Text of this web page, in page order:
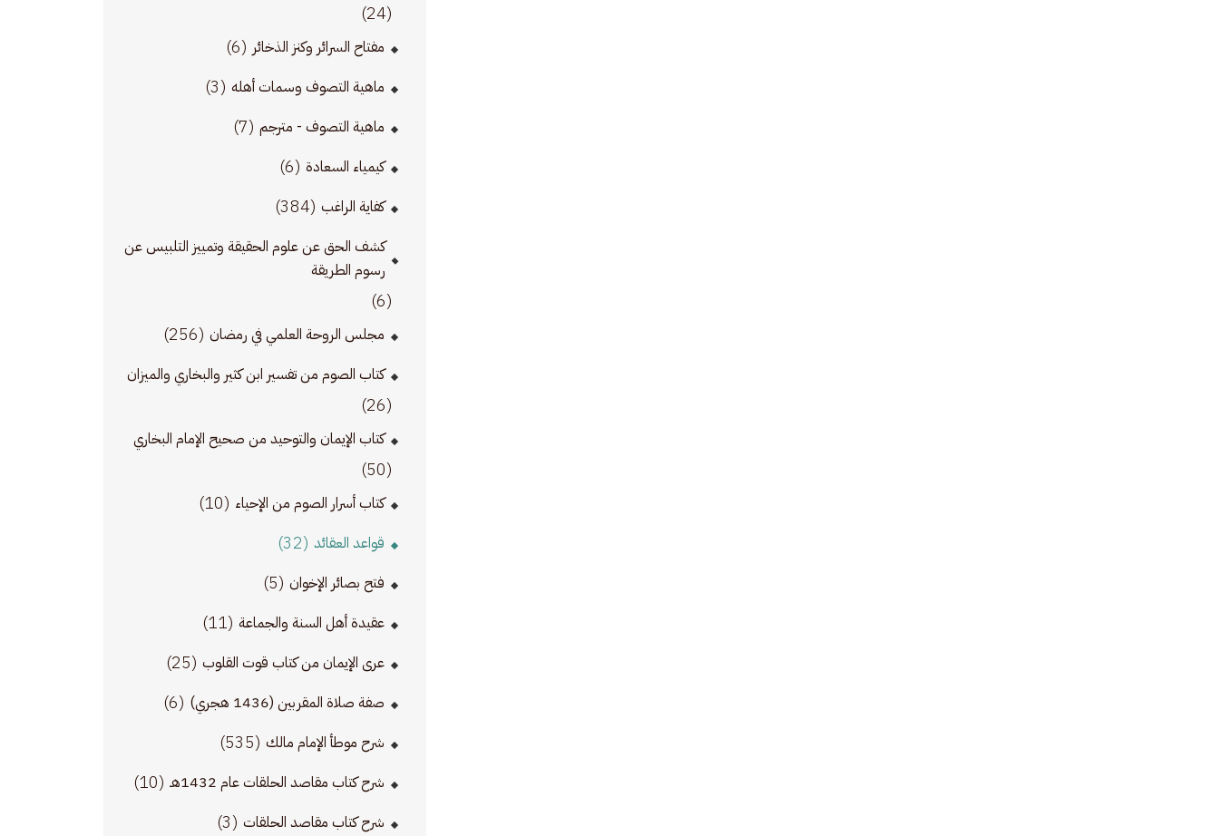
(24)
مفتاح السرائر وكنز الذخائر (6)
ماهية التصوف وسمات أهله (3)
ماهية التصوف - مترجم (7)
كيمياء السعادة (6)
كفاية الراغب (384)
كشف الحق عن علوم الحقيقة وتمييز التلبيس عن
رسوم الطريقة
(6)
مجلس الروحة العلمي في رمضان (256)
كتاب الصوم من تفسير ابن كثير والبخاري والميزان
(26)
كتاب الإيمان والتوحيد من صحيح الإمام البخاري
(50)
كتاب أسرار الصوم من الإحياء (10)
قواعد العقائد (32)
فتح بصائر الإخوان (5)
عقيدة أهل السنة والجماعة (11)
عرى الإيمان من كتاب قوت القلوب (25)
صفة صلاة المقربين (1436 هجري) (6)
شرح موطأ الإمام مالك (535)
شرح كتاب مقاصد الحلقات عام 1432هـ (10)
شرح كتاب مقاصد الحلقات (3)